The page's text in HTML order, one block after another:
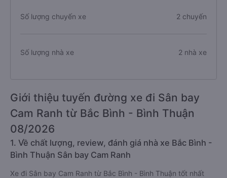
Số lượng chuyến xe 2 chuyến
Số lượng nhà xe 2 nhà xe
Giới thiệu tuyến đường xe đi Sân bay
Cam Ranh từ Bắc Bình - Bình Thuận
08/2026
1. Về chất lượng, review, đánh giá nhà xe Bắc Bình -
Bình Thuận Sân bay Cam Ranh
Xe đi Sân bay Cam Ranh từ Bắc Bình - Bình Thuận tốt nhất